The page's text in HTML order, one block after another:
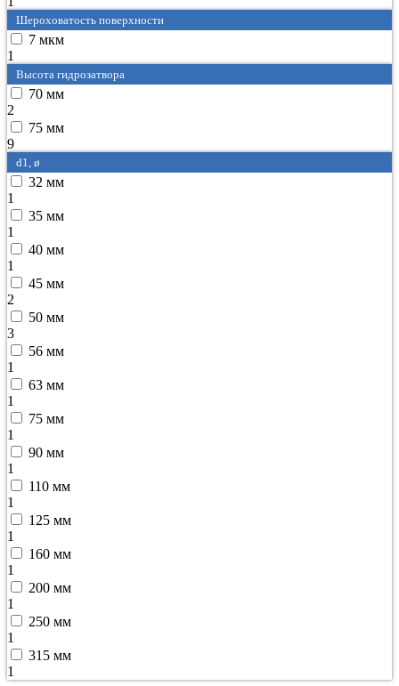
Шероховатость поверхности
7 мкм
1
Высота гидрозатвора
70 мм
2
75 мм
9
d1, ø
32 мм
1
35 мм
1
40 мм
1
45 мм
2
50 мм
3
56 мм
1
63 мм
1
75 мм
1
90 мм
1
110 мм
1
125 мм
1
160 мм
1
200 мм
1
250 мм
1
315 мм
1